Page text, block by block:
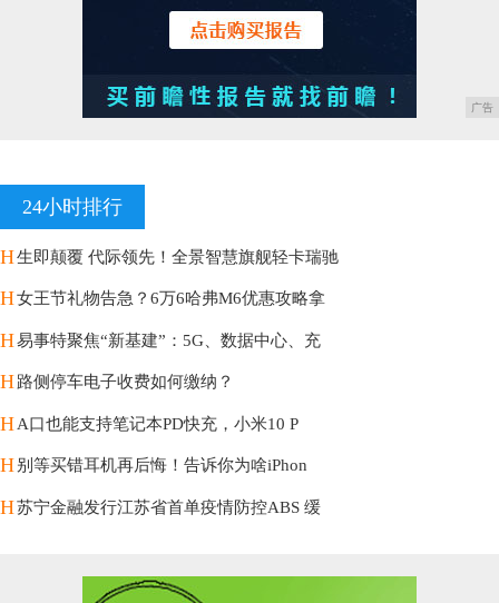
广告
24小时排行
H生即颠覆 代际领先！全景智慧旗舰轻卡瑞驰
H女王节礼物告急？6万6哈弗M6优惠攻略拿
H易事特聚焦“新基建”：5G、数据中心、充
H路侧停车电子收费如何缴纳？
HA口也能支持笔记本PD快充，小米10 P
H别等买错耳机再后悔！告诉你为啥iPhon
H苏宁金融发行江苏省首单疫情防控ABS 缓